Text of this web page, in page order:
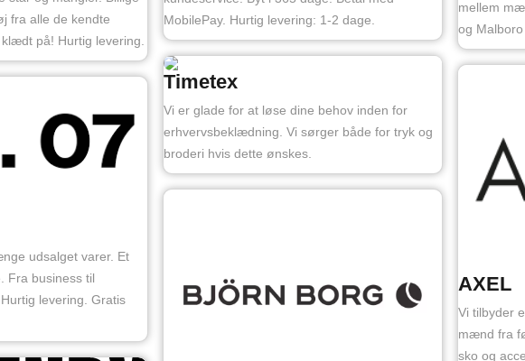
fra alle de kendte
på! Hurtig levering.
udsalget varer. Et
Fra business til
levering. Gratis
MobilePay. Hurtig levering: 1-2 dage.
Timetex
Vi er glade for at løse dine behov inden for
erhvervsbeklædning. Vi sørger både for tryk og
broderi hvis dette ønskes.
mellem
og
AXEL
Vi tilbyder
mænd fra
sko og